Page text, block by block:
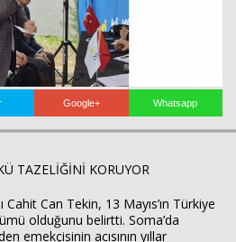
Google+ Whatsapp
TAZELİĞİNİ KORUYOR
Can Tekin, 13 Mayıs’ın Türkiye
olduğunu belirtti. Soma’da
emekçisinin acısının yıllar